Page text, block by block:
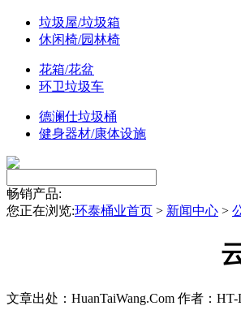
垃圾屋/垃圾箱
休闲椅/园林椅
花箱/花盆
环卫垃圾车
德澜仕垃圾桶
健身器材/康体设施
畅销产品:
您正在浏览:环泰桶业首页 > 新闻中心 >
文章出处：HuanTaiWang.Com 作者：HT-